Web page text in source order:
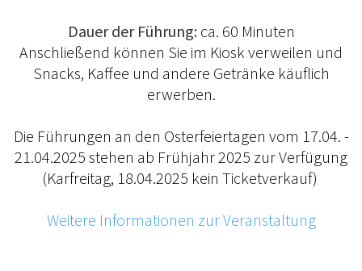
Dauer der Führung:ca. 60 Minuten
Anschließend können Sie im Kiosk verweilen und
Snacks, Kaffee und andere Getränke käuflich
erwerben.
Die Führungen an den Osterfeiertagen vom 17.04. -
21.04.2025 stehen ab Frühjahr 2025 zur Verfügung
(Karfreitag, 18.04.2025 kein Ticketverkauf)
Weitere Informationen zur Veranstaltung